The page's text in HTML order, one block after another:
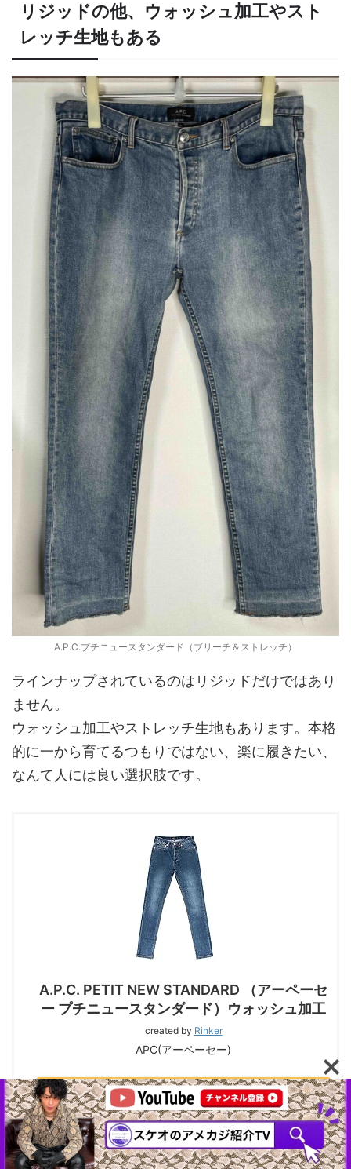
リジッドの他、ウォッシュ加工やスト
レッチ生地もある
A.P.C.プチニュースタンダード（ブリーチ＆ストレッチ）
ラインナップされているのはリジッドだけではあり
ません。
ウォッシュ加工やストレッチ生地もあります。本格
的に一から育てるつもりではない、楽に履きたい、
なんて人には良い選択肢です。
A.P.C. PETIT NEW STANDARD （アーペーセ
ー プチニュースタンダード）ウォッシュ加工
created by Rinker
APC(アーペーセー)
Amazon
メルカリ